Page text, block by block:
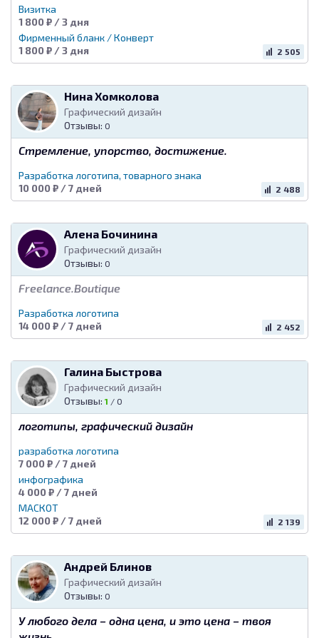
Визитка
1 800 ₽ / 3 дня
Фирменный бланк / Конверт
1 800 ₽ / 3 дня
2 505
Нина Хомколова
Графический дизайн
Отзывы: 0
Стремление, упорство, достижение.
Разработка логотипа, товарного знака
10 000 ₽ / 7 дней
2 488
Алена Бочинина
Графический дизайн
Отзывы: 0
Freelance.Boutique
Разработка логотипа
14 000 ₽ / 7 дней
2 452
Галина Быстрова
Графический дизайн
Отзывы: 1 / 0
логотипы, графический дизайн
разработка логотипа
7 000 ₽ / 7 дней
инфографика
4 000 ₽ / 7 дней
МАСКОТ
12 000 ₽ / 7 дней
2 139
Андрей Блинов
Графический дизайн
Отзывы: 0
У любого дела – одна цена, и это цена – твоя